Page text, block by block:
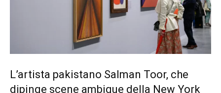
L’artista pakistano Salman Toor, che
dipinge scene ambigue della New York